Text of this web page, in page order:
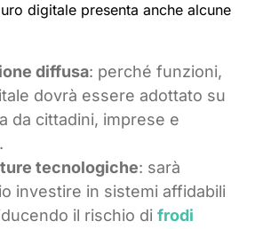
digitale presenta anche alcune
diffusa: perché funzioni,
dovrà essere adottato su
da cittadini, imprese e
tecnologiche: sarà
investire in sistemi affidabili
il rischio di frodi